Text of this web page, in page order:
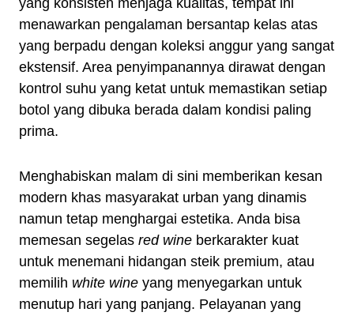
yang konsisten menjaga kualitas, tempat ini
menawarkan pengalaman bersantap kelas atas
yang berpadu dengan koleksi anggur yang sangat
ekstensif. Area penyimpanannya dirawat dengan
kontrol suhu yang ketat untuk memastikan setiap
botol yang dibuka berada dalam kondisi paling
prima.
Menghabiskan malam di sini memberikan kesan
modern khas masyarakat urban yang dinamis
namun tetap menghargai estetika. Anda bisa
memesan segelas red wine berkarakter kuat
untuk menemani hidangan steik premium, atau
memilih white wine yang menyegarkan untuk
menutup hari yang panjang. Pelayanan yang